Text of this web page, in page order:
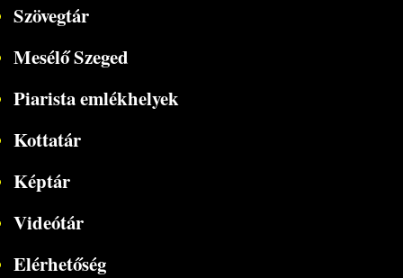
Szövegtár
Mesélő Szeged
Piarista emlékhelyek
Kottatár
Képtár
Videótár
Elérhetőség